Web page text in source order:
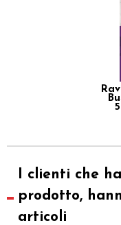
I clienti che
prodotto,
articoli